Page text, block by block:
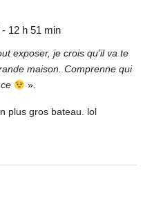
12 h 51 min
exposer, je crois qu’il va te
maison. Comprenne qui
».
plus gros bateau. lol